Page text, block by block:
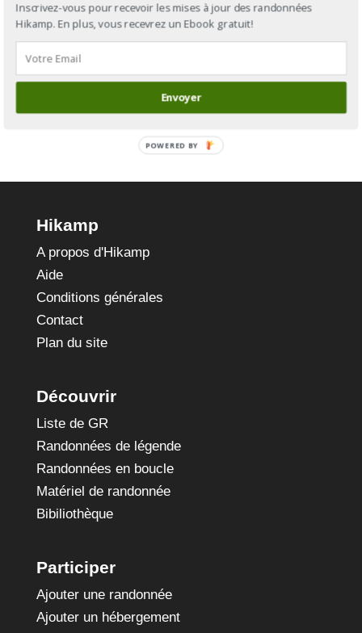
: du Col
du
Puente-la-
Reina
Hikamp
A propos d'Hikamp
Aide
Conditions générales
Contact
Plan du site
Découvrir
Liste de GR
Randonnées de légende
Randonnées en boucle
Matériel de randonnée
Bibiliothèque
Participer
Ajouter une randonnée
Ajouter un hébergement
Inscrivez-vous pour recevoir les mises à jour des randonnées
Hikamp. En plus, vous recevrez un Ebook gratuit!
Envoyer
POWERED BY